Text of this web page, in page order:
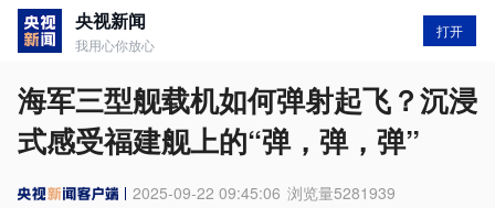
央视新闻
我用心你放心
打开
海军三型舰载机如何弹射起飞？沉浸
式感受福建舰上的“弹，弹，弹”
2025-09-22 09:45:06 浏览量5281939